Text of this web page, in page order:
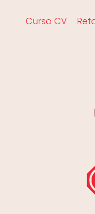
Curso CV